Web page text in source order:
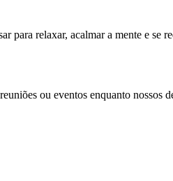
para relaxar, acalmar a mente e se
ou eventos enquanto nossos